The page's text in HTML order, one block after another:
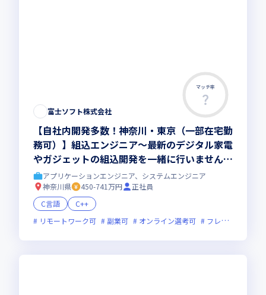
マッチ率
富士ソフト株式会社
【自社内開発多数！神奈川・東京（一部在宅勤
務可）】組込エンジニア～最新のデジタル家電
やガジェットの組込開発を一緒に行いません
か？～
アプリケーションエンジニア、システムエンジニア
神奈川県
450-741万円
正社員
C言語
C++
リモートワーク可
副業可 オンライン選考可 フレックス制度あり